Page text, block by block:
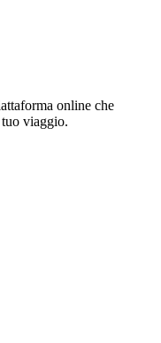
online che
viaggio.